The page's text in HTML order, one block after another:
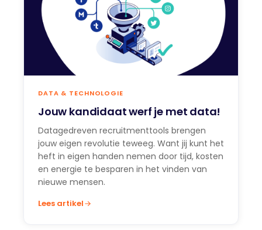
DATA & TECHNOLOGIE
Jouw kandidaat werf je met data!
Datagedreven recruitmenttools brengen
jouw eigen revolutie teweeg. Want jij kunt het
heft in eigen handen nemen door tijd, kosten
en energie te besparen in het vinden van
nieuwe mensen.
Lees artikel